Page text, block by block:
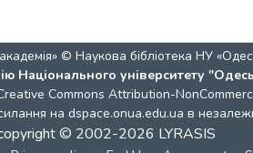
© Наукова бібліотека НУ
Національного університету
Commons Attribution-
на dspace.onua.edu.ua в
© 2002-2026 LYRASIS